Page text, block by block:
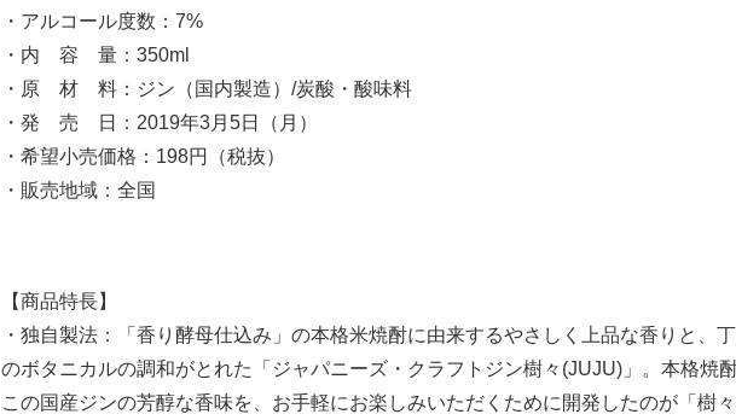
・アルコール度数：7%
・内 容 量：350ml
・原 材 料：ジン（国内製造）/炭酸・酸味料
・発 売 日：2019年3月5日（月）
・希望小売価格：198円（税抜）
・販売地域：全国
【商品特長】
・独自製法：「香り酵母仕込み」の本格米焼酎に由来するやさしく上品な香りと、
のボタニカルの調和がとれた「ジャパニーズ・クラフトジン樹々(JUJU)」。本格焼
この国産ジンの芳醇な香味を、お手軽にお楽しみいただくために開発したのが「樹